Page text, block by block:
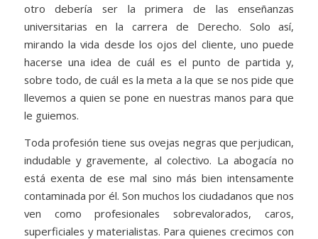
otro debería ser la primera de las enseñanzas
universitarias en la carrera de Derecho. Solo así,
mirando la vida desde los ojos del cliente, uno puede
hacerse una idea de cuál es el punto de partida y,
sobre todo, de cuál es la meta a la que se nos pide que
llevemos a quien se pone en nuestras manos para que
le guiemos.
Toda profesión tiene sus ovejas negras que perjudican,
indudable y gravemente, al colectivo. La abogacía no
está exenta de ese mal sino más bien intensamente
contaminada por él. Son muchos los ciudadanos que nos
ven como profesionales sobrevalorados, caros,
superficiales y materialistas. Para quienes crecimos con